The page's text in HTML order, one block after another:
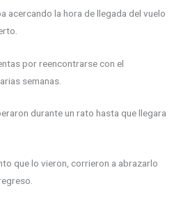
acercando la hora de llegada del vuelo
por reencontrarse con el
semanas.
durante un rato hasta que llegara
que lo vieron, corrieron a abrazarlo